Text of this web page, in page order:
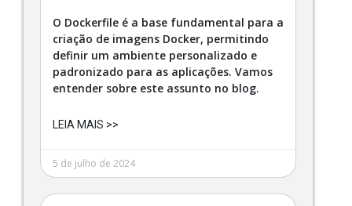
O Dockerfile é a base fundamental para a
criação de imagens Docker, permitindo
definir um ambiente personalizado e
padronizado para as aplicações. Vamos
entender sobre este assunto no blog.
LEIA MAIS >>
5 de julho de 2024